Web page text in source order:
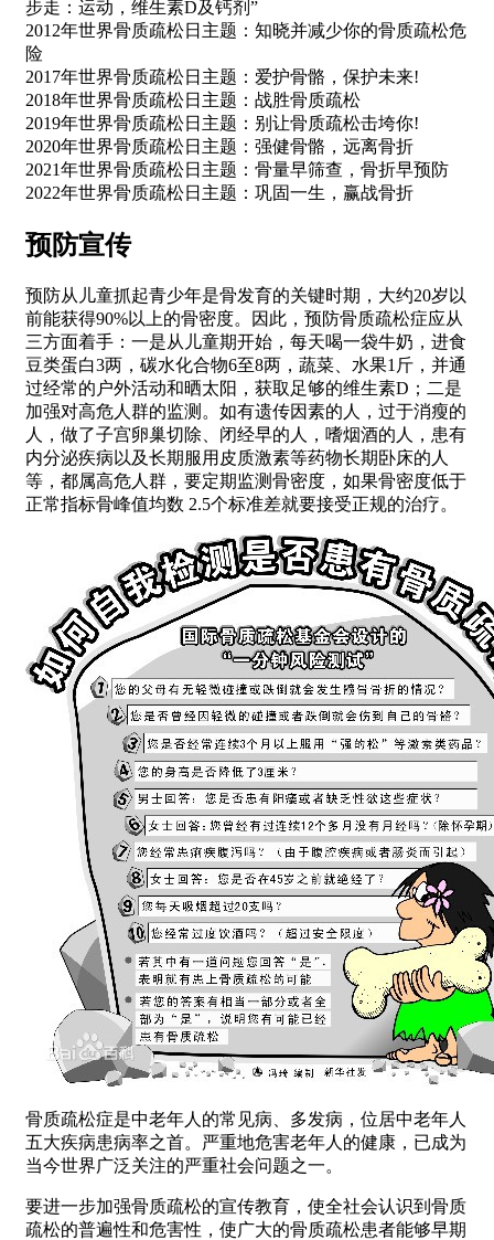
步走：运动，维生素D及钙剂”
2012年世界骨质疏松日主题：知晓并减少你的骨质疏松危
险
2017年世界骨质疏松日主题：爱护骨骼，保护未来!
2018年世界骨质疏松日主题：战胜骨质疏松
2019年世界骨质疏松日主题：别让骨质疏松击垮你!
2020年世界骨质疏松日主题：强健骨骼，远离骨折
2021年世界骨质疏松日主题：骨量早筛查，骨折早预防
2022年世界骨质疏松日主题：巩固一生，赢战骨折
预防宣传
预防从儿童抓起青少年是骨发育的关键时期，大约20岁以
前能获得90%以上的骨密度。因此，预防骨质疏松症应从
三方面着手：一是从儿童期开始，每天喝一袋牛奶，进食
豆类蛋白3两，碳水化合物6至8两，蔬菜、水果1斤，并通
过经常的户外活动和晒太阳，获取足够的维生素D；二是
加强对高危人群的监测。如有遗传因素的人，过于消瘦的
人，做了子宫卵巢切除、闭经早的人，嗜烟酒的人，患有
内分泌疾病以及长期服用皮质激素等药物长期卧床的人
等，都属高危人群，要定期监测骨密度，如果骨密度低于
正常指标骨峰值均数 2.5个标准差就要接受正规的治疗。
骨质疏松症是中老年人的常见病、多发病，位居中老年人
五大疾病患病率之首。严重地危害老年人的健康，已成为
当今世界广泛关注的严重社会问题之一。
要进一步加强骨质疏松的宣传教育，使全社会认识到骨质
疏松的普遍性和危害性，使广大的骨质疏松患者能够早期